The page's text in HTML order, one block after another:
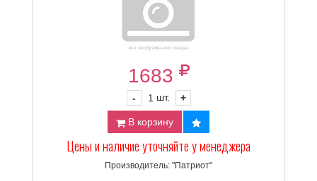
1683
- 1 шт. +
В корзину
Цены и наличие уточняйте у менеджера
Производитель: "Патриот"